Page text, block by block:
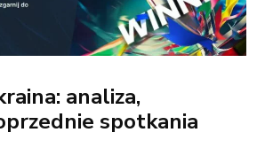
analiza,
spotkania